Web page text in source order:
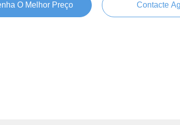
O Melhor Preço Contacte